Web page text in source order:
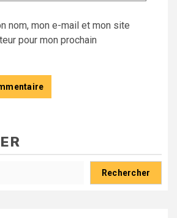
nom, mon e-mail et mon site
pour mon prochain
Rechercher